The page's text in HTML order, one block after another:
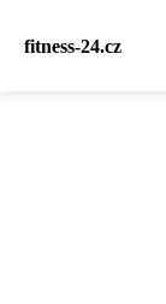
fitness-24.cz